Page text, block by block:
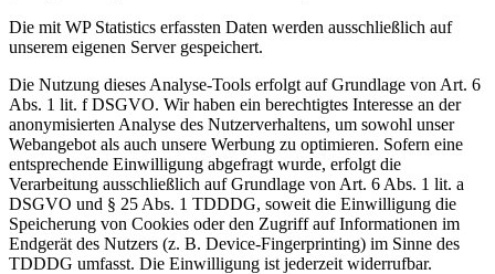
Die mit WP Statistics erfassten Daten werden ausschließlich auf
unserem eigenen Server gespeichert.
Die Nutzung dieses Analyse-Tools erfolgt auf Grundlage von Art. 6
Abs. 1 lit. f DSGVO. Wir haben ein berechtigtes Interesse an der
anonymisierten Analyse des Nutzerverhaltens, um sowohl unser
Webangebot als auch unsere Werbung zu optimieren. Sofern eine
entsprechende Einwilligung abgefragt wurde, erfolgt die
Verarbeitung ausschließlich auf Grundlage von Art. 6 Abs. 1 lit. a
DSGVO und § 25 Abs. 1 TDDDG, soweit die Einwilligung die
Speicherung von Cookies oder den Zugriff auf Informationen im
Endgerät des Nutzers (z. B. Device-Fingerprinting) im Sinne des
TDDDG umfasst. Die Einwilligung ist jederzeit widerrufbar.